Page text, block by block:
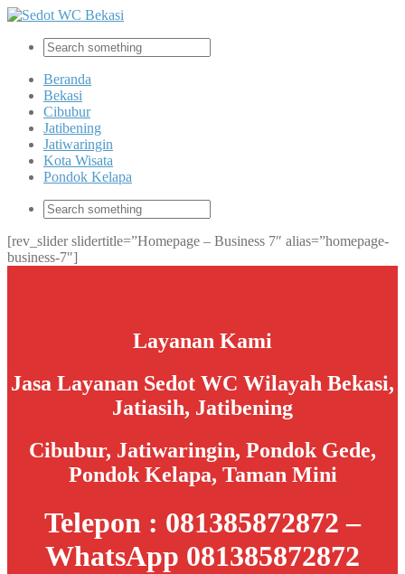
Beranda
Bekasi
Cibubur
Jatibening
Jatiwaringin
Kota Wisata
Pondok Kelapa
[rev_slider slidertitle=”Homepage – Business 7″ alias=”homepage-
business-7″]
Layanan Kami
Jasa Layanan Sedot WC Wilayah Bekasi,
Jatiasih, Jatibening
Cibubur, Jatiwaringin, Pondok Gede,
Pondok Kelapa, Taman Mini
Telepon : 081385872872 –
WhatsApp 081385872872